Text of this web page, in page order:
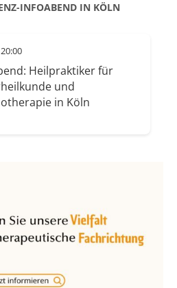
INFOABEND IN KÖLN
Heilpraktiker für
und
in Köln